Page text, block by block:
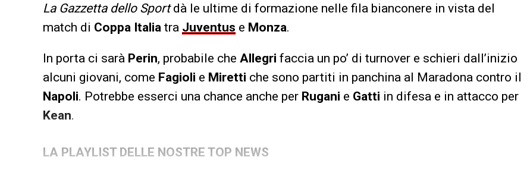
La Gazzetta dello Sportdà le ultime di formazione nelle fila bianconere in vista del
match di Coppa Italia tra Juventus e Monza.
In porta ci sarà Perin, probabile che Allegri faccia un po’ di turnover e schieri dall’inizio
alcuni giovani, come Fagioli e Miretti che sono partiti in panchina al Maradona contro il
Napoli. Potrebbe esserci una chance anche per Rugani e Gatti in difesa e in attacco per
Kean.
LA PLAYLIST DELLE NOSTRE TOP NEWS